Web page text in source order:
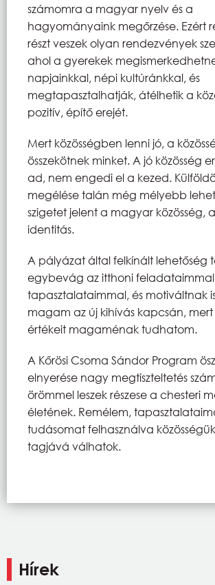
számomra a magyar nyelv és a
hagyományaink megőrzése. Ezért
részt veszek olyan rendezvények
ahol a gyerekek
napjainkkal, népi kultúránkkal, és
megtapasztalhatják, átélhetik a
pozitív, építő erejét.
Mert közösségben lenni jó, a
összekötnek minket. A jó közösség
ad, nem engedi el a kezed.
megélése talán még mélyebb
szigetet jelent a magyar közösség,
identitás.
A pályázat által felkínált lehetőség
egybevág az itthoni
tapasztalataimmal, és motiváltnak
magam az új kihívás kapcsán,
értékeit magaménak tudhatom.
A Kőrösi Csoma Sándor Program
elnyerése nagy megtiszteltetés
örömmel leszek részese a chesteri
életének. Remélem,
tudásomat felhasználva
tagjává válhatok.
Hírek